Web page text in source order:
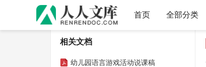
首页 全部分类
相关文档
幼儿园语言游戏活动说课稿